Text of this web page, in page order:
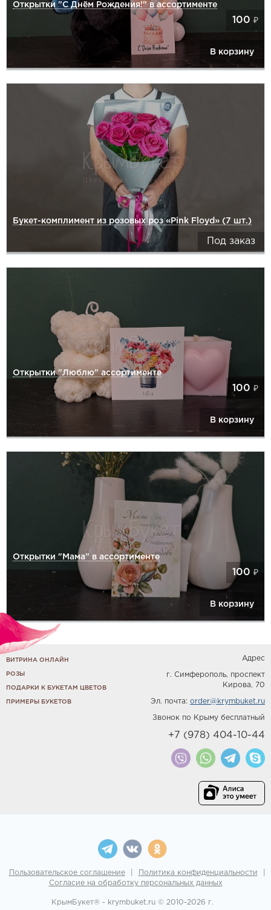
Открытки "С Днём Рождения!" в ассортименте
100 ₽
В корзину
Букет-комплимент из розовых роз «Pink Floyd» (7 шт.)
Под заказ
Открытки "Люблю" ассортименте
100 ₽
В корзину
Открытки "Мама" в ассортименте
100 ₽
В корзину
ВИТРИНА ОНЛАЙН
РОЗЫ
ПОДАРКИ К БУКЕТАМ ЦВЕТОВ
ПРИМЕРЫ БУКЕТОВ
Адрес
г. Симферополь, проспект
Кирова, 70
Эл. почта: order@krymbuket.ru
Звонок по Крыму бесплатный
+7 (978) 404-10-44
Пользовательское соглашение Политика конфиденциальности
Согласие на обработку персональных данных
КрымБукет® - krymbuket.ru © 2010-2026 г.